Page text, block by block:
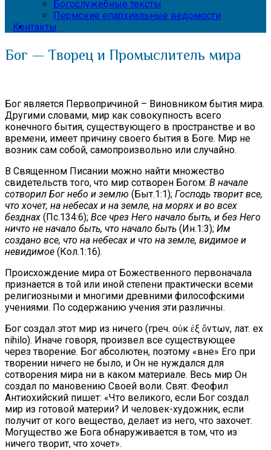
Богослужебные тексты
Пермские епархиальные ведомости
Контакты
Бог — Творец и Промыслитель мира
Бог является Первопричиной – Виновником бытия мира.
Другими словами, мир как совокупность всего
конечного бытия, существующего в пространстве и во
времени, имеет причину своего бытия в Боге. Мир не
возник сам собой, самопроизвольно или случайно.
В Священном Писании можно найти множество
свидетельств того, что мир сотворен Богом: В начале
сотворил Бог небо и землю (Быт.1:1); Господь творит все,
что хочет, на небесах и на земле, на морях и во всех
безднах (Пс.134:6); Все чрез Него начало быть, и без Него
ничто не начало быть, что начало быть (Ин.1:3); Им
создано все, что на небесах и что на земле, видимое и
невидимое (Кол.1:16).
Происхождение мира от Божественного первоначала
признается в той или иной степени практически всеми
религиозными и многими древними философскими
учениями. По содержанию учения эти различны.
Бог создал этот мир из ничего (греч. οὐκ ἐξ ὄντων, лат. ex
nihilo). Иначе говоря, произвел все существующее
через творение. Бог абсолютен, поэтому «вне» Его при
творении ничего не было, и Он не нуждался для
сотворения мира ни в каком материале. Весь мир Он
создал по мановению Своей воли. Свят. Феофил
Антиохийский пишет: «Что великого, если Бог создал
мир из готовой материи? И человек-художник, если
получит от кого вещество, делает из него, что захочет.
Могущество же Бога обнаруживается в том, что из
ничего творит, что хочет».